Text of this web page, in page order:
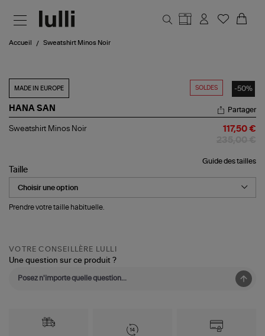
Accueil Sweatshirt Minos Noir
SOLDES -50%
MADE IN EUROPE
HANA SAN
Sweatshirt
Partager
Sweatshirt Minos Noir 117,50 €
Guide des tailles
Taille
Prendre votre taille habituelle.
VOTRE CONSEILLÈRE LULLI
Une question sur ce produit ?